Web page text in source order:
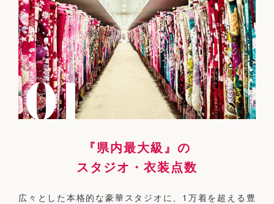
『県内最大級』の
スタジオ・衣装点数
広々とした本格的な豪華スタジオに、1万着を超える豊